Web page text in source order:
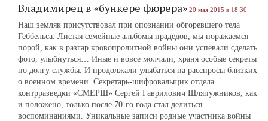
Владимирец в «бункере фюрера» 20 мая 2015 в 18:30
Наш земляк присутствовал при опознании обгоревшего тела
Геббельса. Листая семейные альбомы прадедов, мы поражаемся
порой, как в разгар кровопролитной войны они успевали сделать
фото, улыбнуться… Иные и вовсе молчали, храня особые секреты
по долгу службы. И продолжали улыбаться на расспросы близких
о военном времени. Секретарь-шифровальщик отдела
контрразведки «СМЕРШ» Сергей Гаврилович Шляпужников, как
и положено, только после 70-го года стал делиться
воспоминаниями. Уникальные записи родные участника войны